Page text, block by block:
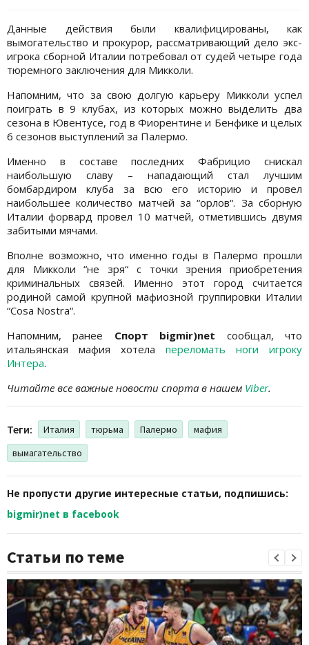
Данные действия были квалифицированы, как
вымогательство и прокурор, рассматривающий дело экс-
игрока сборной Италии потребовал от судей четыре года
тюремного заключения для Микколи.
Напомним, что за свою долгую карьеру Микколи успел
поиграть в 9 клубах, из которых можно выделить два
сезона в Ювентусе, год в Фиорентине и Бенфике и целых
6 сезонов выступлений за Палермо.
Именно в составе последних Фабрицио снискал
наибольшую славу – нападающий стал лучшим
бомбардиром клуба за всю его историю и провел
наибольшее количество матчей за “орлов“. За сборную
Италии форвард провел 10 матчей, отметившись двумя
забитыми мячами.
Вполне возможно, что именно годы в Палермо прошли
для Микколи “не зря“ с точки зрения приобретения
криминальных связей. Именно этот город считается
родиной самой крупной мафиозной группировки Италии
“Cosa Nostra“.
Напомним, ранее Спорт bigmir)net сообщал, что
итальянская мафия хотела переломать ноги игроку
Интера.
Читайте все важные новости спорта в нашем Viber.
Теги: Италия тюрьма Палермо
мафия
вымагательство
Не пропусти другие интересные статьи, подпишись:
bigmir)net в facebook
Статьи по теме